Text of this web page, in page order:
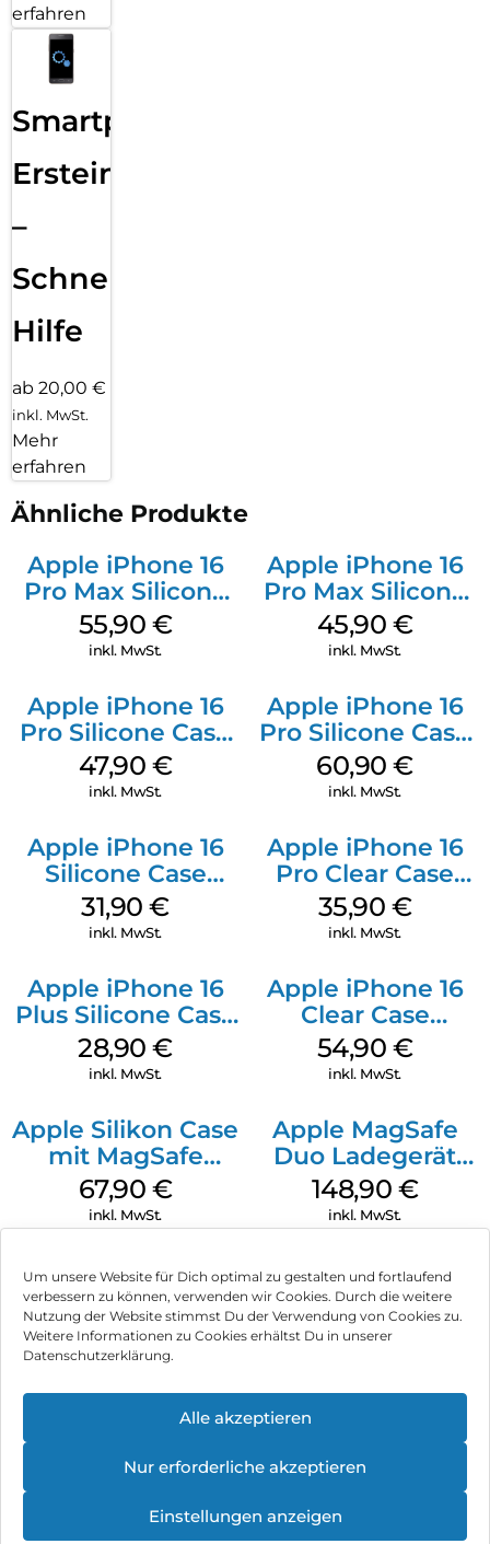
Um unsere Website für Dich optimal zu gestalten und fortlaufend
verbessern zu können, verwenden wir Cookies. Durch die weitere
Nutzung der Website stimmst Du der Verwendung von Cookies zu.
Weitere Informationen zu Cookies erhältst Du in unserer
Datenschutzerklärung.
Alle akzeptieren
Nur erforderliche akzeptieren
Einstellungen anzeigen
erfahren
Smartphone
Ersteinrichtung
–
Schnelle
Hilfe
ab 20,00 €
inkl. MwSt.
Mehr
erfahren
Ähnliche Produkte
Apple iPhone 16
Pro Max Silicone
Case MagSafe
Stone Gray
55,90 €
inkl. MwSt.
Apple iPhone 16
Pro Max Silicone
Case MagSafe
Ultramarine
45,90 €
inkl. MwSt.
Apple iPhone 16
Pro Silicone Case
MagSafe Denim
47,90 €
inkl. MwSt.
Apple iPhone 16
Pro Silicone Case
MagSafe Stone
Gray
60,90€
inkl. MwSt.
Apple iPhone 16
Silicone Case
MagSafe Fuchsia
31,90€
inkl. MwSt.
Apple iPhone 16
Pro Clear Case
MagSafe
Transparent
35,90 €
inkl. MwSt.
Apple iPhone 16
Plus Silicone Case
MagSafe Black
28,90€
inkl. MwSt.
Apple iPhone 16
Clear Case
MagSafe
Transparent
54,90 €
inkl. MwSt.
Apple Silikon Case
mit MagSafe
iPhone 14 Pro
(PRODUCT)RED
67,90 €
inkl. MwSt.
Apple MagSafe
Duo Ladegerät
Weiß
148,90 €
inkl. MwSt.
Impressum
Hinweis zur Batterieentsorgung
Newsletter